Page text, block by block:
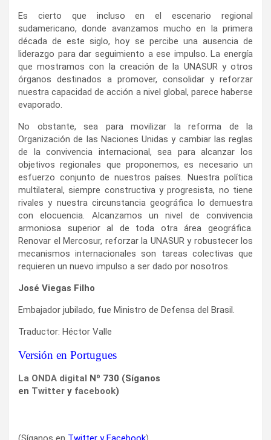
Es cierto que incluso en el escenario regional
sudamericano, donde avanzamos mucho en la primera
década de este siglo, hoy se percibe una ausencia de
liderazgo para dar seguimiento a ese impulso. La energía
que mostramos con la creación de la UNASUR y otros
órganos destinados a promover, consolidar y reforzar
nuestra capacidad de acción a nivel global, parece haberse
evaporado.
No obstante, sea para movilizar la reforma de la
Organización de las Naciones Unidas y cambiar las reglas
de la convivencia internacional, sea para alcanzar los
objetivos regionales que proponemos, es necesario un
esfuerzo conjunto de nuestros países. Nuestra política
multilateral, siempre constructiva y progresista, no tiene
rivales y nuestra circunstancia geográfica lo demuestra
con elocuencia. Alcanzamos un nivel de convivencia
armoniosa superior al de toda otra área geográfica.
Renovar el Mercosur, reforzar la UNASUR y robustecer los
mecanismos internacionales son tareas colectivas que
requieren un nuevo impulso a ser dado por nosotros.
José Viegas Filho
Embajador jubilado, fue Ministro de Defensa del Brasil.
Traductor: Héctor Valle
Versión en Portugues
La ONDA digital Nº 730 (Síganos
en Twitter y facebook)